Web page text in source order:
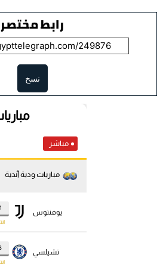
رابط مختصر
نسخ